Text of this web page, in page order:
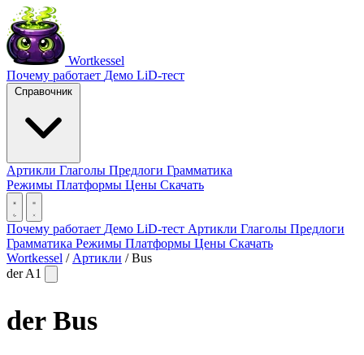
Wortkessel
Почему работает Демо LiD-тест
Справочник
Артикли Глаголы Предлоги Грамматика
Режимы Платформы Цены Скачать
Почему работает Демо LiD-тест Артикли Глаголы Предлоги
Грамматика Режимы Платформы Цены Скачать
Wortkessel / Артикли / Bus
derA1
derBus